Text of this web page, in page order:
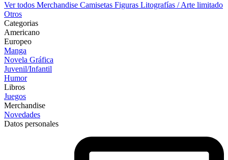
Ver todos Merchandise Camisetas Figuras Litografías / Arte limitado
Otros
Categorias
Americano
Europeo
Manga
Novela Gráfica
Juvenil/Infantil
Humor
Libros
Juegos
Merchandise
Novedades
Datos personales